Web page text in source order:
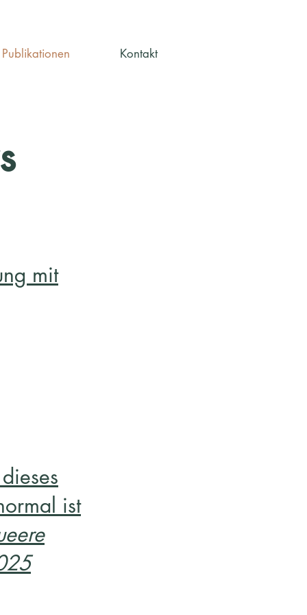
Publikationen Kontakt
mit
ist